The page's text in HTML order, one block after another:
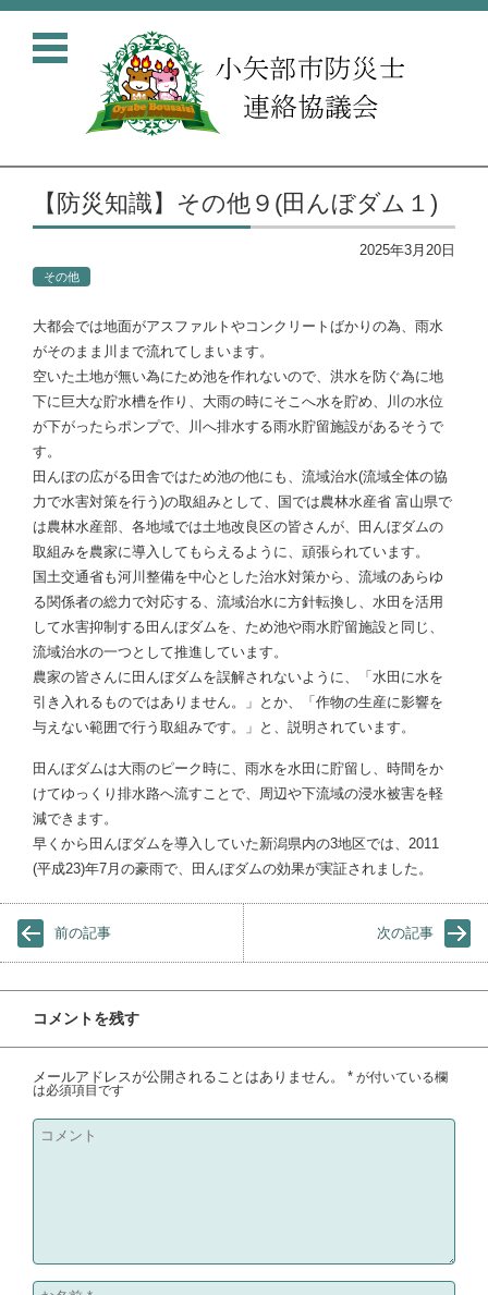
コンテンツに移動
【防災知識】その他９(田んぼダム１)
2025年3月20日
その他
大都会では地面がアスファルトやコンクリートばかりの為、雨水
がそのまま川まで流れてしまいます。
空いた土地が無い為にため池を作れないので、洪水を防ぐ為に地
下に巨大な貯水槽を作り、大雨の時にそこへ水を貯め、川の水位
が下がったらポンプで、川へ排水する雨水貯留施設があるそうで
す。
田んぼの広がる田舎ではため池の他にも、流域治水(流域全体の協
力で水害対策を行う)の取組みとして、国では農林水産省 富山県で
は農林水産部、各地域では土地改良区の皆さんが、田んぼダムの
取組みを農家に導入してもらえるように、頑張られています。
国土交通省も河川整備を中心とした治水対策から、流域のあらゆ
る関係者の総力で対応する、流域治水に方針転換し、水田を活用
して水害抑制する田んぼダムを、ため池や雨水貯留施設と同じ、
流域治水の一つとして推進しています。
農家の皆さんに田んぼダムを誤解されないように、「水田に水を
引き入れるものではありません。」とか、「作物の生産に影響を
与えない範囲で行う取組みです。」と、説明されています。
田んぼダムは大雨のピーク時に、雨水を水田に貯留し、時間をか
けてゆっくり排水路へ流すことで、周辺や下流域の浸水被害を軽
減できます。
早くから田んぼダムを導入していた新潟県内の3地区では、2011
(平成23)年7月の豪雨で、田んぼダムの効果が実証されました。
前の記事 次の記事
コメントを残す
メールアドレスが公開されることはありません。 * が付いている欄
は必須項目です